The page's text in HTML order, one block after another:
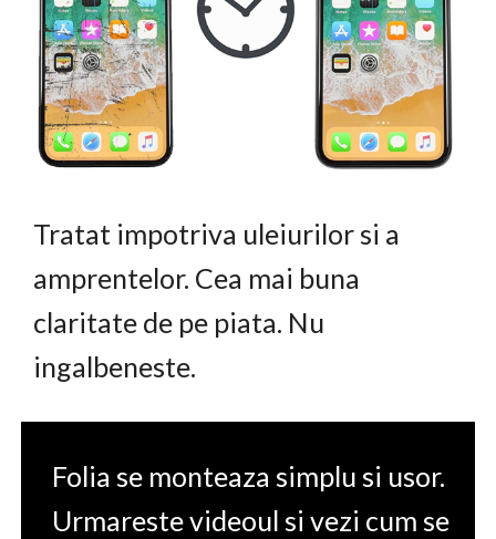
Tratat impotriva uleiurilor si a
amprentelor. Cea mai buna
claritate de pe piata. Nu
ingalbeneste.
Folia se monteaza simplu si usor.
Urmareste videoul si vezi cum se